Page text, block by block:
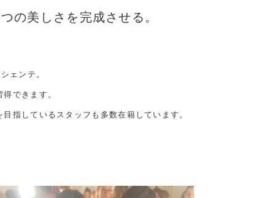
の美しさを完成させる。
ェンテ。
できます。
指しているスタッフも多数在籍しています。